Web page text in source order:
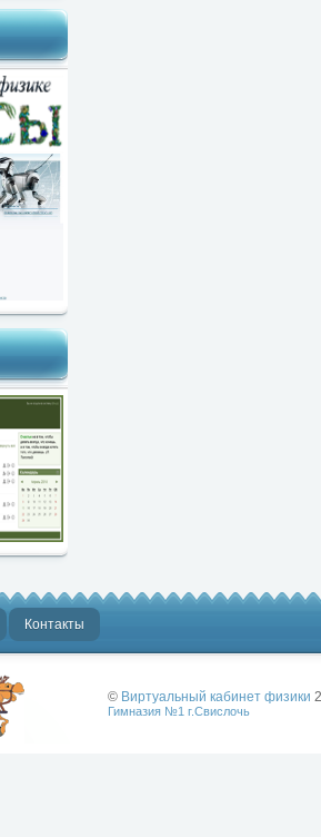
Контакты
© Виртуальный кабинет физики
Гимназия №1 г.Свислочь